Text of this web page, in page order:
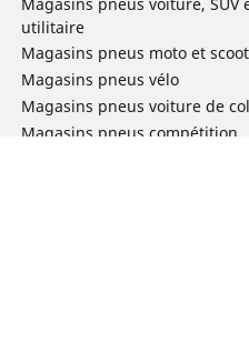
utilitaire
Magasins pneus moto et
Magasins pneus vélo
Magasins pneus voiture de
Magasins pneus compétition